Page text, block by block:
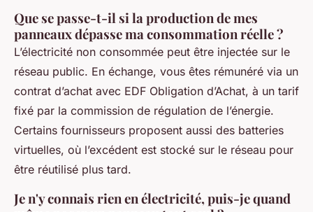
Que se passe-t-il si la production de mes
panneaux dépasse ma consommation réelle ?
L’électricité non consommée peut être injectée sur le
réseau public. En échange, vous êtes rémunéré via un
contrat d’achat avec EDF Obligation d’Achat, à un tarif
fixé par la commission de régulation de l’énergie.
Certains fournisseurs proposent aussi des batteries
virtuelles, où l’excédent est stocké sur le réseau pour
être réutilisé plus tard.
Je n'y connais rien en électricité, puis-je quand